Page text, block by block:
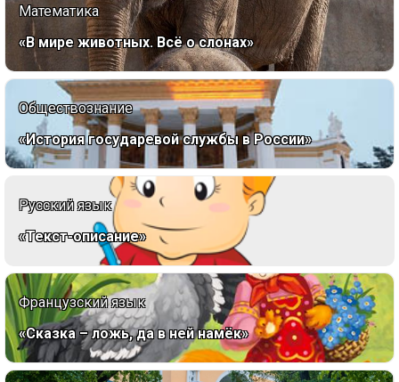
Математика
«В мире животных. Всё о слонах»
Обществознание
«История государевой службы в России»
Русский язык
«Текст-описание»
Французский язык
«Сказка – ложь, да в ней намёк»